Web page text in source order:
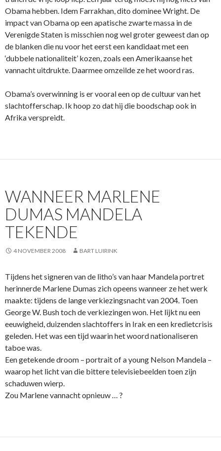
Obama hebben. Idem Farrakhan, dito dominee Wright. De
impact van Obama op een apatische zwarte massa in de
Verenigde Staten is misschien nog wel groter geweest dan op
de blanken die nu voor het eerst een kandidaat met een
‘dubbele nationaliteit’ kozen, zoals een Amerikaanse het
vannacht uitdrukte. Daarmee omzeilde ze het woord ras.
Obama’s overwinning is er vooral een op de cultuur van het
slachtofferschap. Ik hoop zo dat hij die boodschap ook in
Afrika verspreidt.
WANNEER MARLENE
DUMAS MANDELA
TEKENDE
4 NOVEMBER 2008 BART LUIRINK
Tijdens het signeren van de litho’s van haar Mandela portret
herinnerde Marlene Dumas zich opeens wanneer ze het werk
maakte: tijdens de lange verkiezingsnacht van 2004. Toen
George W. Bush toch de verkiezingen won. Het lijkt nu een
eeuwigheid, duizenden slachtoffers in Irak en een kredietcrisis
geleden. Het was een tijd waarin het woord nationaliseren
taboe was.
Een getekende droom – portrait of a young Nelson Mandela –
waarop het licht van die bittere televisiebeelden toen zijn
schaduwen wierp.
Zou Marlene vannacht opnieuw … ?